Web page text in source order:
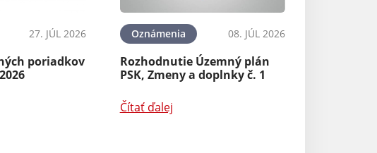
27. JÚL 2026
poriadkov
Oznámenia 08. JÚL 2026
Rozhodnutie Územný plán
PSK, Zmeny a doplnky č. 1
Čítať ďalej